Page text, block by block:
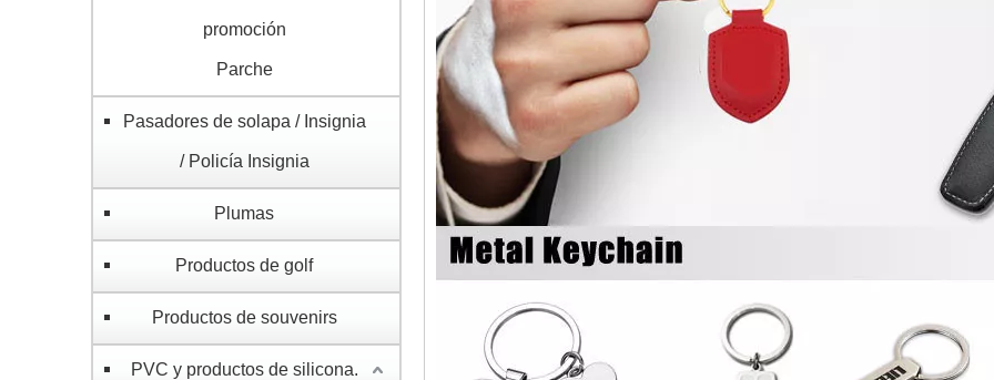
promoción
Parche
Pasadores de solapa / Insignia
/ Policía Insignia
Plumas
Productos de golf
Productos de souvenirs
PVC y productos de silicona.